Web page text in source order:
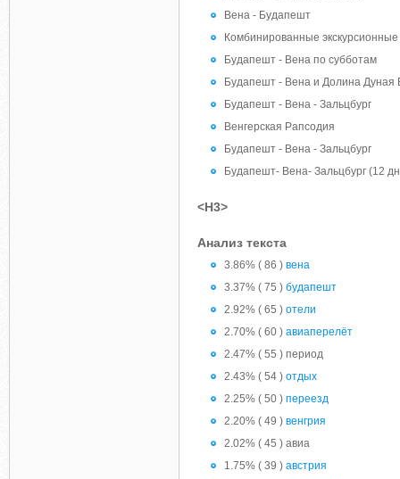
Вена - Будапешт
Комбинированные
Будапешт - Вена по субботам
Будапешт - Вена и Долина Дуная
Будапешт - Вена - Зальцбург
Венгерская Рапсодия
Будапешт - Вена - Зальцбург
Будапешт- Вена- Зальцбург (12
<H3>
Анализ текста
3.86% ( 86 ) вена
3.37% ( 75 ) будапешт
2.92% ( 65 ) отели
2.70% ( 60 ) авиаперелёт
2.47% ( 55 ) период
2.43% ( 54 ) отдых
2.25% ( 50 ) переезд
2.20% ( 49 ) венгрия
2.02% ( 45 ) авиа
1.75% ( 39 ) австрия